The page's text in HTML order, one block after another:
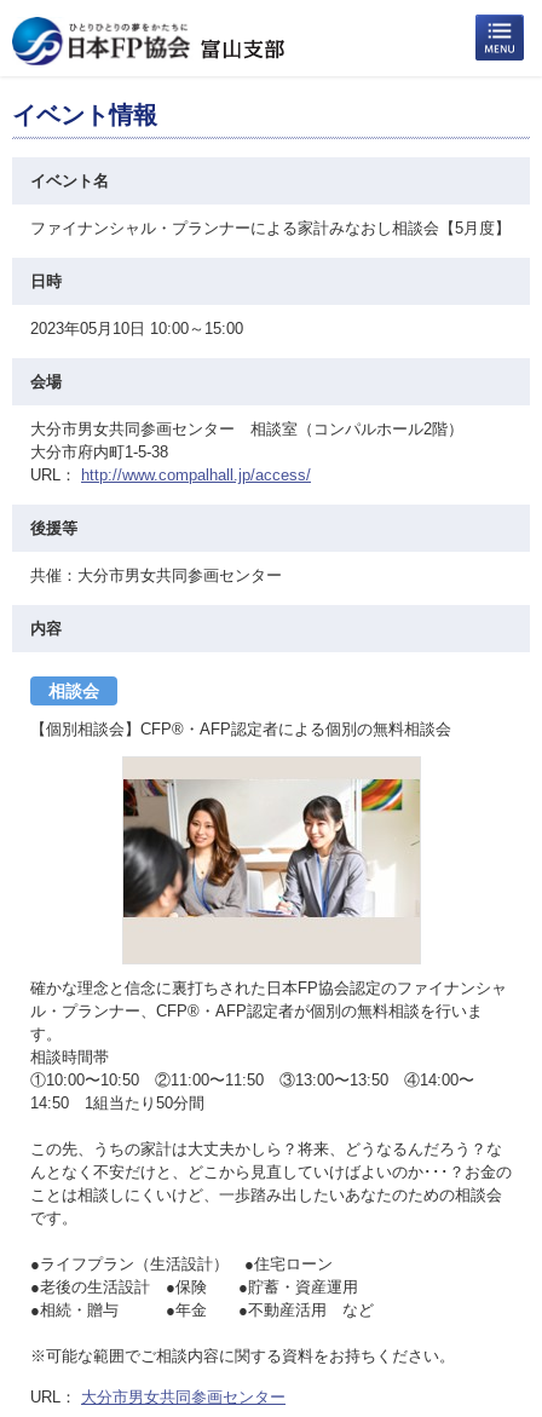
イベント情報
イベント名
ファイナンシャル・プランナーによる家計みなおし相談会【5月度】
日時
2023年05月10日 10:00～15:00
会場
大分市男女共同参画センター 相談室（コンパルホール2階）
大分市府内町1-5-38
URL：
http://www.compalhall.jp/access/
後援等
共催：大分市男女共同参画センター
内容
相談会
【個別相談会】CFP®・AFP認定者による個別の無料相談会
確かな理念と信念に裏打ちされた日本FP協会認定のファイナンシャ
ル・プランナー、CFP®・AFP認定者が個別の無料相談を行いま
す。
相談時間帯
①10:00〜10:50 ②11:00〜11:50 ③13:00〜13:50 ④14:00〜
14:50 1組当たり50分間
この先、うちの家計は大丈夫かしら？将来、どうなるんだろう？な
んとなく不安だけと、どこから見直していけばよいのか･･･？お金の
ことは相談しにくいけど、一歩踏み出したいあなたのための相談会
です。
●ライフプラン（生活設計） ●住宅ローン
●老後の生活設計 ●保険 ●貯蓄・資産運用
●相続・贈与 ●年金 ●不動産活用 など
※可能な範囲でご相談内容に関する資料をお持ちください。
URL： 大分市男女共同参画センター